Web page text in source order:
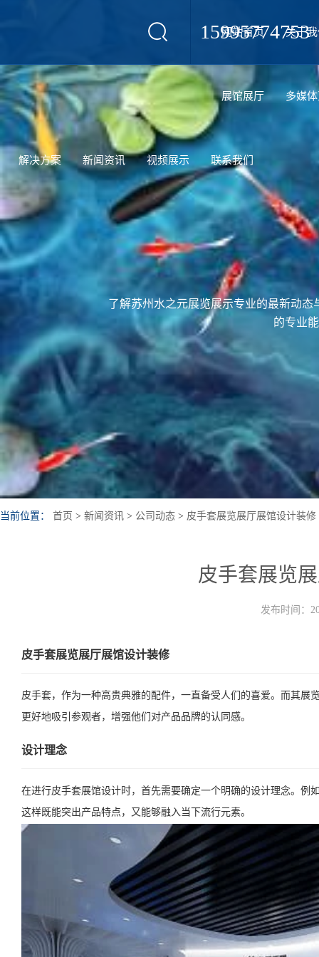
15995774753
网站首页 关于
展馆展厅 多媒
解决方案 新闻资讯 视频展示 联系我们
了解苏州水之元展览展示专业的最新动
的专业
当前位置： 首页 > 新闻资讯 > 公司动态 > 皮手套展览展厅展馆设计装修
皮手套展览
发布时间：
皮手套展览展厅展馆设计装修
皮手套，作为一种高贵典雅的配件，一直备受人们的喜爱。而其
更好地吸引参观者，增强他们对产品品牌的认同感。
设计理念
在进行皮手套展馆设计时，首先需要确定一个明确的设计理念。例
这样既能突出产品特点，又能够融入当下流行元素。